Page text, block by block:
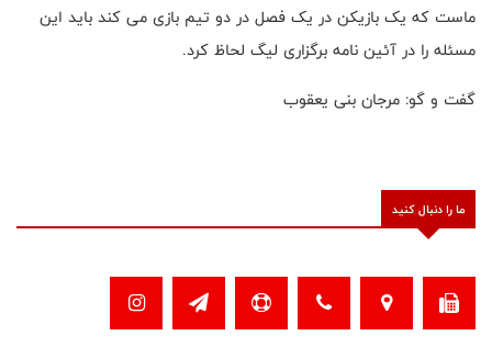
ماست که یک بازیکن در یک فصل در دو تیم بازی می کند باید این
مسئله را در آئین نامه برگزاری لیگ لحاظ کرد.
گفت و گو: مرجان بنی یعقوب
ما را دنبال کنید